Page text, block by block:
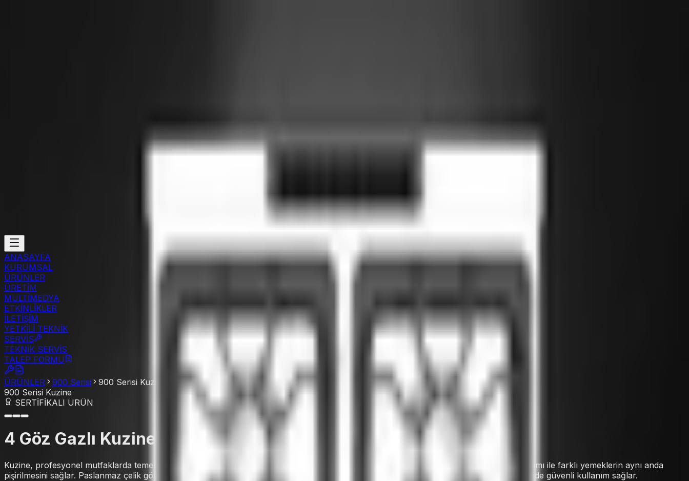
ANASAYFA
KURUMSAL
ÜRÜNLER
ÜRETİM
MULTİMEDYA
ETKİNLİKLER
İLETİŞİM
YETKİLİ TEKNİK
SERVİS
TEKNİK SERVİS
TALEP FORMU
ÜRÜNLER 900 Serisi
900 Serisi Kuzine
900 Serisi Kuzine
SERTİFİKALI ÜRÜN
4 Göz Gazlı Kuzine
Kuzine, profesyonel mutfaklarda temel pişirme işlemleri için tasarlanmıştır. Gaz veya elektrik ile çalışabilen modelleri, hızlı ve eşit ısı dağılımı ile farklı yemeklerin aynı anda
pişirilmesini sağlar. Paslanmaz çelik gövde, kolay temizlenebilirlik ve uzun ömür sunar. Termostatik kontrol ve güvenlik sistemleri sayesinde güvenli kullanım sağlar.